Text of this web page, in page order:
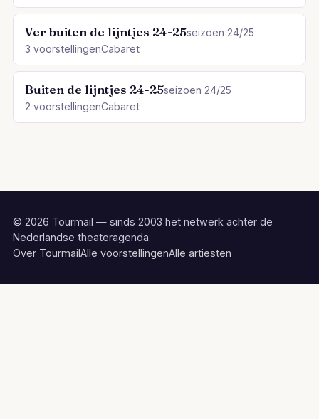
Ver buiten de lijntjes 24-25seizoen 24/25
3 voorstellingenCabaret
Buiten de lijntjes 24-25seizoen 24/25
2 voorstellingenCabaret
© 2026 Tourmail — sinds 2003 het netwerk achter de
Nederlandse theateragenda.
Over TourmailAlle voorstellingenAlle artiesten